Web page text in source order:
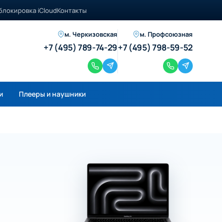
iCloudКонтакты
м. Черкизовская
+7 (495) 789-74-29
м. Профсоюзная
+7 (495) 798-59-52
Плееры и наушники